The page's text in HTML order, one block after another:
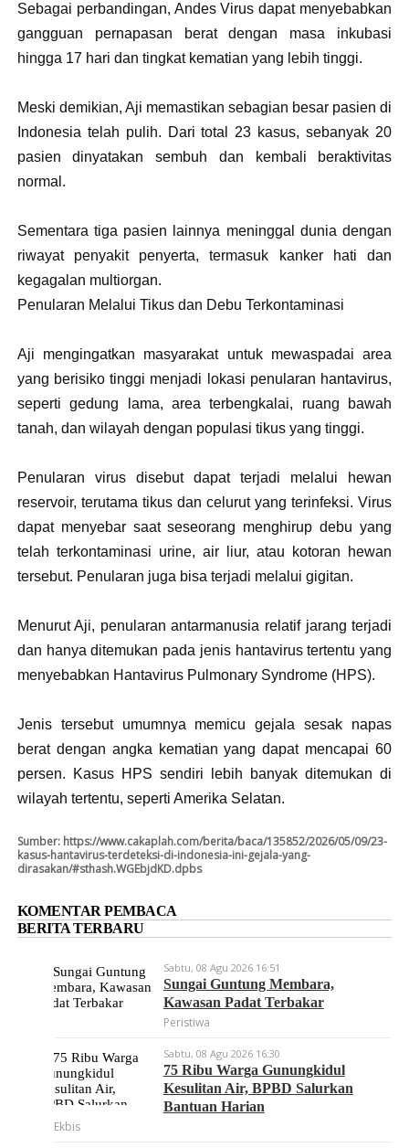
Sebagai perbandingan, Andes Virus dapat menyebabkan
gangguan pernapasan berat dengan masa inkubasi
hingga 17 hari dan tingkat kematian yang lebih tinggi.
Meski demikian, Aji memastikan sebagian besar pasien di
Indonesia telah pulih. Dari total 23 kasus, sebanyak 20
pasien dinyatakan sembuh dan kembali beraktivitas
normal.
Sementara tiga pasien lainnya meninggal dunia dengan
riwayat penyakit penyerta, termasuk kanker hati dan
kegagalan multiorgan.
Penularan Melalui Tikus dan Debu Terkontaminasi
Aji mengingatkan masyarakat untuk mewaspadai area
yang berisiko tinggi menjadi lokasi penularan hantavirus,
seperti gedung lama, area terbengkalai, ruang bawah
tanah, dan wilayah dengan populasi tikus yang tinggi.
Penularan virus disebut dapat terjadi melalui hewan
reservoir, terutama tikus dan celurut yang terinfeksi. Virus
dapat menyebar saat seseorang menghirup debu yang
telah terkontaminasi urine, air liur, atau kotoran hewan
tersebut. Penularan juga bisa terjadi melalui gigitan.
Menurut Aji, penularan antarmanusia relatif jarang terjadi
dan hanya ditemukan pada jenis hantavirus tertentu yang
menyebabkan Hantavirus Pulmonary Syndrome (HPS).
Jenis tersebut umumnya memicu gejala sesak napas
berat dengan angka kematian yang dapat mencapai 60
persen. Kasus HPS sendiri lebih banyak ditemukan di
wilayah tertentu, seperti Amerika Selatan.
Sumber: https://www.cakaplah.com/berita/baca/135852/2026/05/09/23-
kasus-hantavirus-terdeteksi-di-indonesia-ini-gejala-yang-
dirasakan/#sthash.WGEbjdKD.dpbs
KOMENTAR PEMBACA
BERITA TERBARU
Sabtu, 08 Agu 2026 16:51
Sungai Guntung Membara,
Kawasan Padat Terbakar
Peristiwa
Sabtu, 08 Agu 2026 16:30
75 Ribu Warga Gunungkidul
Kesulitan Air, BPBD Salurkan
Bantuan Harian
Ekbis